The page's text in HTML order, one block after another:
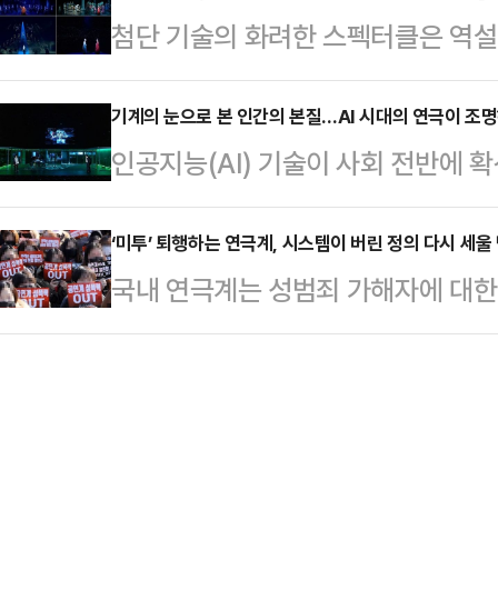
획하고 제작하여 유통까지 완결 짓
인 움직임으로 풀이…
상위권을 유지했다. 하지만 티켓
127억원에 그쳤다. 이는 대구보다
약 304억원의 판매 실적과 비교했
한 지표는 대구 뮤지컬 시장이 ‘외
는 공연 …
첨단 기술의 화려한 스펙터클은 역
상상력의 여백을 지우고 있다. 기술
고, 관객은 수동적인 시청자로 전락
우의 신체와 관객의 상상이 비어 있
러나 최근의 무대는 모든 공간을 영
을 주지 않는다. 최승연 평론가는 “
공간이 만드는 예술이며 무대가 그
큰 울림을 줄 수 있다”고…
기계의 눈으로 본 인간의 본질…AI 시대의 연극이 조
인공지능(AI) 기술이 사회 전반에
로 수용하고 있다. 그런데 최근 공
첨단을 무대 위에 구현하는 수준에
재를 거울삼아, 인간만이 가진 고유
흐름이 뚜렷해지고 있다.이러한 경
‘미투’ 퇴행하는 연극계, 시스템이 버린 정의 다시 세
국내 연극계는 성범죄 가해자에 대
위 수사, 가해 배우의 복귀 시도가